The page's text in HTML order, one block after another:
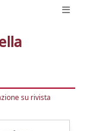
su rivista